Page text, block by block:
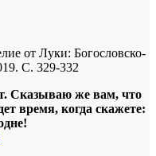
от Луки: Богословско-
С. 329-332
Сказываю же вам, что
время, когда скажете: